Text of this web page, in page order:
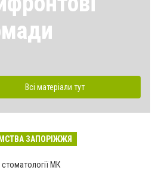
Всі матеріали тут
ЗАПОРІЖЖЯ
МК